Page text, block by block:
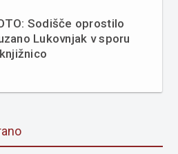
Sodišče oprostilo
Lukovnjak v sporu